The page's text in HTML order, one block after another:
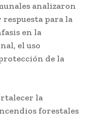
analizaron
para la
en la
el uso
de la
la
forestales